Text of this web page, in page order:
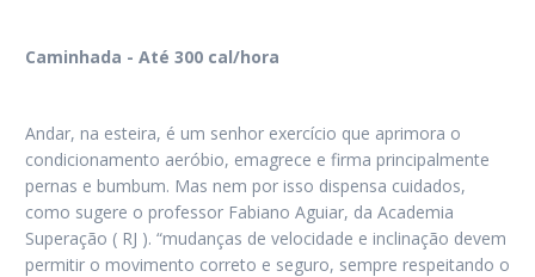
Caminhada - Até 300 cal/hora
Andar, na esteira, é um senhor exercício que aprimora o
condicionamento aeróbio, emagrece e firma principalmente
pernas e bumbum. Mas nem por isso dispensa cuidados,
como sugere o professor Fabiano Aguiar, da Academia
Superação ( RJ ). “mudanças de velocidade e inclinação devem
permitir o movimento correto e seguro, sempre respeitando o